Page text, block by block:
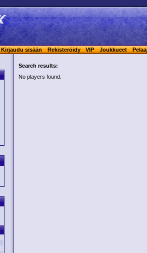
Kirjaudu sisään Rekisteröidy VIP Joukkueet
Search results:
No players found.